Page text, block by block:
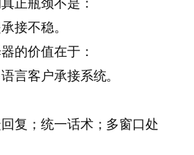
接不稳。
的价值在于：
言客户承接系统。
复；统一话术；多窗口处